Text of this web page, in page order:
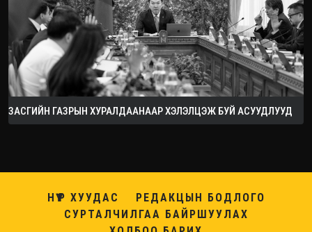
ЗАСГИЙН ГАЗРЫН ХУРАЛДААНААР ХЭЛЭЛЦЭЖ БУЙ АСУУДЛУУД
НҮҮР ХУУДАС
РЕДАКЦЫН БОДЛОГО
СУРТАЛЧИЛГАА БАЙРШУУЛАХ